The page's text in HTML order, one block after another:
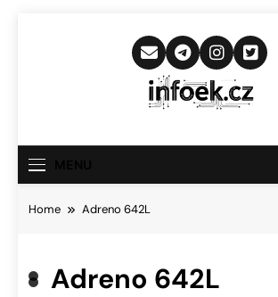
Home Adreno 642L
Adreno 642L